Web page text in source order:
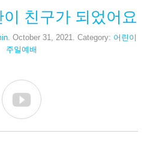
친구가 되었어요
. October 31, 2021. Category: 어린이
주일예배
